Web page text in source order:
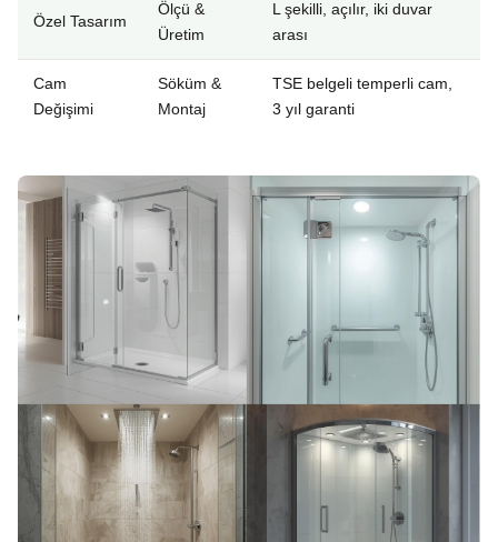
Özel Tasarım
Ölçü &
Üretim
L şekilli, açılır, iki duvar
arası
Cam
Değişimi
Söküm &
Montaj
TSE belgeli temperli cam,
3 yıl garanti